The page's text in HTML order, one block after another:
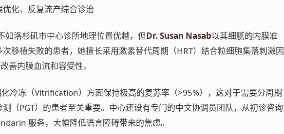
优化、反复流产综合诊治
如洛杉矶市中心诊所地理位置优越，但Dr. Susan Nasab以其细腻的内膜准
移植失败的患者，她擅长采用激素替代周期（HRT）结合粒细胞集落刺激因
善内膜血流和容受性。
冷冻（Vitrification）方面保持极高的复苏率（>95%），这对于需要分周期
（PGT）的患者至关重要。中心还设有专门的中文协调员团队，从初诊咨询
服务，大幅降低语言障碍带来的焦虑。